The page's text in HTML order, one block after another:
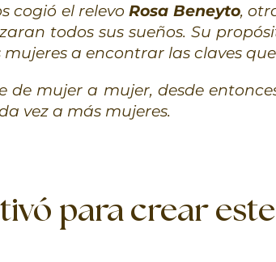
cogió el relevoRosa Beneyto,
todos sus sueños. Su
a encontrar las claves
de mujer a mujer, desde
vez a más mujeres.
para crear